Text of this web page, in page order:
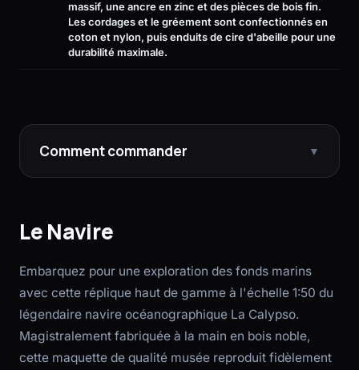
massif, une ancre en zinc et des pièces de bois fin.
Les cordages et le gréement sont confectionnés en
coton et nylon, puis enduits de cire d'abeille pour une
durabilité maximale.
Comment commander ▼
Le Navire
Embarquez pour une exploration des fonds marins
avec cette réplique haut de gamme à l'échelle 1:50 du
légendaire navire océanographique La Calypso.
Magistralement fabriquée à la main en bois noble,
cette maquette de qualité musée reproduit fidèlement